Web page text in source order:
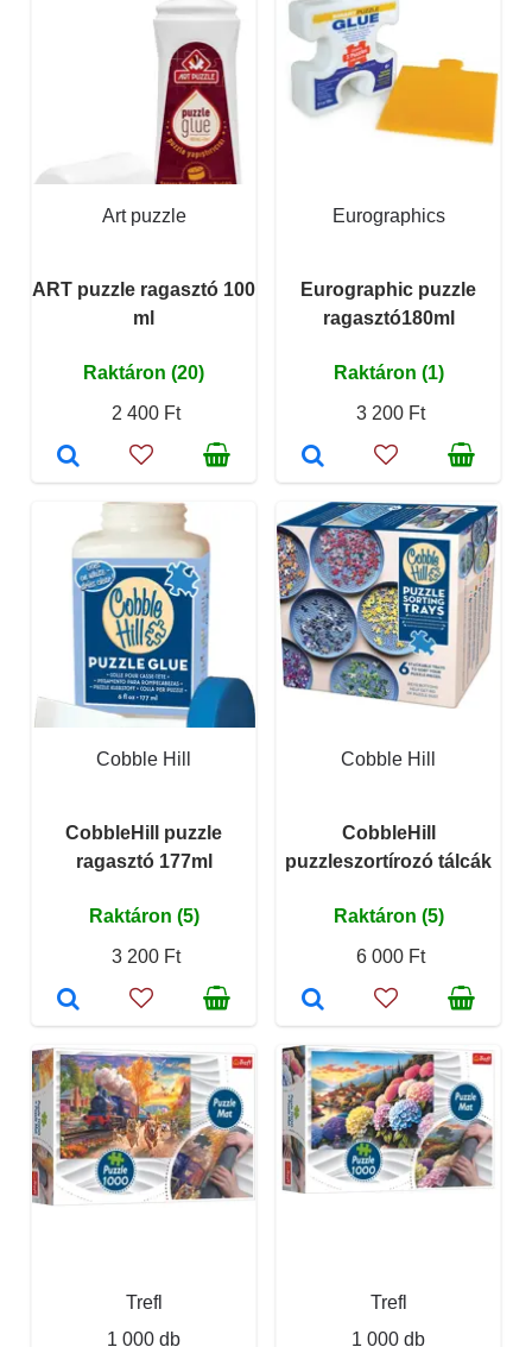
Art puzzle
ART puzzle ragasztó 100
ml
Raktáron (20)
2 400 Ft
Eurographics
Eurographic puzzle
ragasztó180ml
Raktáron (1)
3 200 Ft
Cobble Hill
CobbleHill puzzle
ragasztó 177ml
Raktáron (5)
3 200 Ft
Cobble Hill
CobbleHill
puzzleszortírozó tálcák
Raktáron (5)
6 000 Ft
Trefl
1 000 db
Trefl
1 000 db